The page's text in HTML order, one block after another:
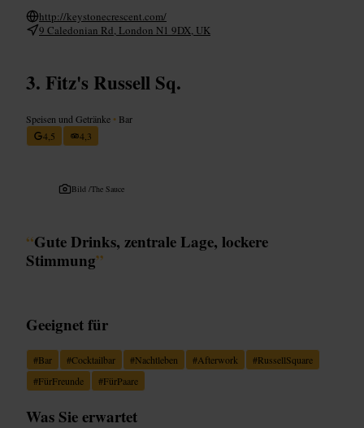
http://keystonecrescent.com/
9 Caledonian Rd, London N1 9DX, UK
Fitz's Russell Sq.
Speisen und Getränke • Bar
4,5
4,3
Bild /The Sauce
“Gute Drinks, zentrale Lage, lockere
Stimmung”
Geeignet für
#Bar #Cocktailbar #Nachtleben #Afterwork #RussellSquare
#FürFreunde #FürPaare
Was Sie erwartet